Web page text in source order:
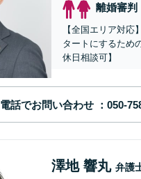
離婚審判
【全国エリア対
タートにするため
休日相談可】
電話でお問い合わせ
澤地 響丸 弁護